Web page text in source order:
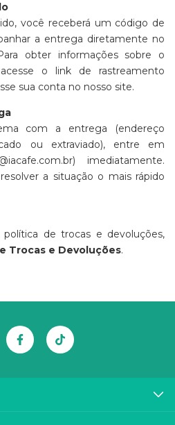
você receberá um código de
a entrega diretamente no
obter informações sobre o
o link de rastreamento
sua conta no nosso site.
com a entrega (endereço
ou extraviado), entre em
) imediatamente.
a situação o mais rápido
de trocas e devoluções,
Trocas e Devoluções.